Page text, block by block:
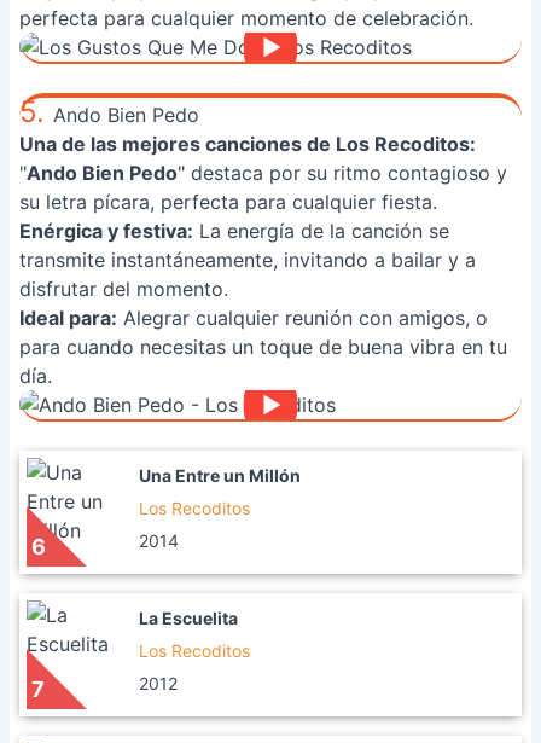
perfecta para cualquier momento de celebración.
5. Ando Bien Pedo
Una de las mejores canciones de Los Recoditos:
"Ando Bien Pedo" destaca por su ritmo contagioso y
su letra pícara, perfecta para cualquier fiesta.
Enérgica y festiva: La energía de la canción se
transmite instantáneamente, invitando a bailar y a
disfrutar del momento.
Ideal para: Alegrar cualquier reunión con amigos, o
para cuando necesitas un toque de buena vibra en tu
día.
6
Una Entre un Millón
Los Recoditos
2014
7
La Escuelita
Los Recoditos
2012